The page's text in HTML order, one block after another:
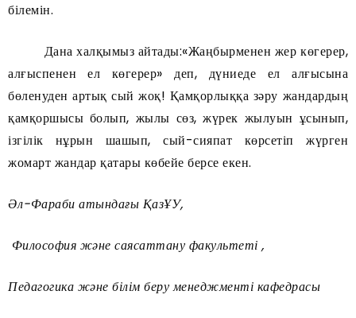
білемін.
Дана халқымыз айтады:«Жаңбырменен жер көгерер,
алғыспенен ел көгерер» деп, дүниеде ел алғысына
бөленуден артық сый жоқ! Қамқорлыққа зәру жандардың
қамқоршысы болып, жылы сөз, жүрек жылуын ұсынып,
ізгілік нұрын шашып, сый-сияпат көрсетіп жүрген
жомарт жандар қатары көбейе берсе екен.
Әл-Фараби атындағы ҚазҰУ,
Философия және саясаттану факультеті ,
Педагогика және білім беру менеджменті кафедрасы